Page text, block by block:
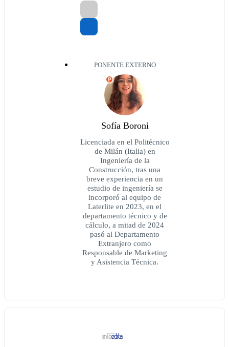
PONENTE EXTERNO
P
Sofía Boroni
Licenciada en el Politécnico
de Milán (Italia) en
Ingeniería de la
Construcción, tras una
breve experiencia en un
estudio de ingeniería se
incorporó al equipo de
Laterlite en 2023, en el
departamento técnico y de
cálculo, a mitad de 2024
pasó al Departamento
Extranjero como
Responsable de Marketing
y Asistencia Técnica.